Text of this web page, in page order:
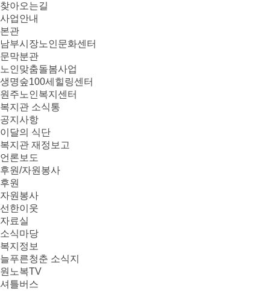
찾아오는길
사업안내
본관
남부시장노인문화센터
문막분관
노인맞춤돌봄사업
생명숲100세힐링센터
원주노인복지센터
복지관 소식통
공지사항
이달의 식단
복지관 재정보고
언론보도
후원/자원봉사
후원
자원봉사
선한이웃
자료실
소식마당
복지정보
늘푸른청춘 소식지
원노복TV
셔틀버스